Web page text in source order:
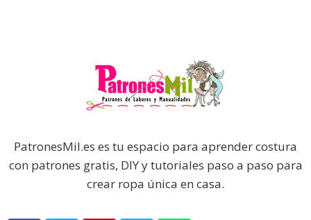
PatronesMil.es es tu espacio para aprender costura
con patrones gratis, DIY y tutoriales paso a paso para
crear ropa única en casa.